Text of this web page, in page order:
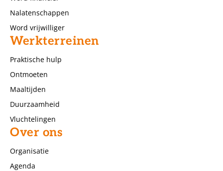
Nalatenschappen
Word vrijwilliger
Werkterreinen
Praktische hulp
Ontmoeten
Maaltijden
Duurzaamheid
Vluchtelingen
Over ons
Organisatie
Agenda